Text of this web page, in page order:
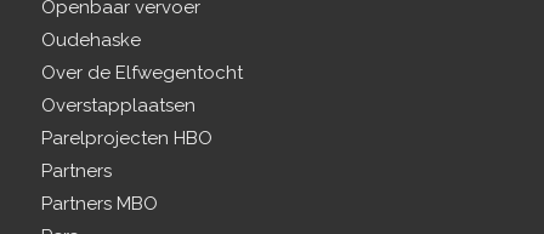
Openbaar vervoer
Oudehaske
Over de Elfwegentocht
Overstapplaatsen
Parelprojecten HBO
Partners
Partners MBO